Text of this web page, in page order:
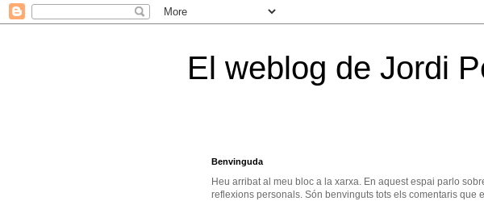
El weblog de Jordi
Benvinguda
Heu arribat al meu bloc a la xarxa. En aquest espai parlo
reflexions personals. Són benvinguts tots els comentaris que